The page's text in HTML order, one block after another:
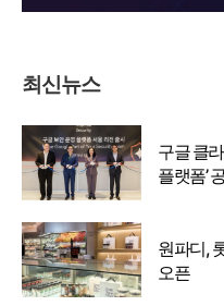
최신뉴스
구글 클
플랫폼’
원파디,
오픈